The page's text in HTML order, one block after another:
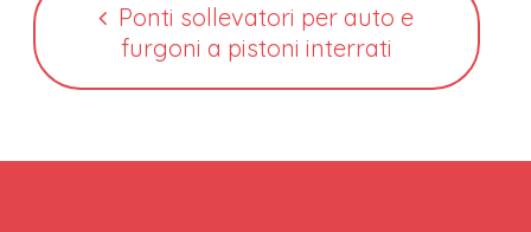
Ponti sollevatori per auto e
furgoni a pistoni interrati